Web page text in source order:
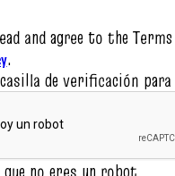
and agree to the
.
de verificación